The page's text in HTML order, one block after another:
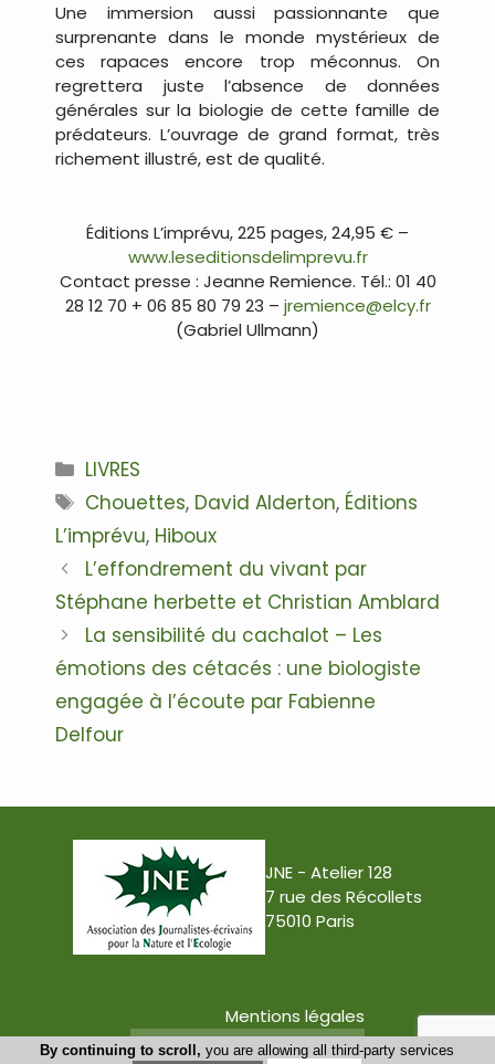
Une immersion aussi passionnante que
surprenante dans le monde mystérieux de
ces rapaces encore trop méconnus. On
regrettera juste l’absence de données
générales sur la biologie de cette famille de
prédateurs. L’ouvrage de grand format, très
richement illustré, est de qualité.
Éditions L’imprévu, 225 pages, 24,95 € –
www.leseditionsdelimprevu.fr
Contact presse : Jeanne Remience. Tél.: 01 40
28 12 70 + 06 85 80 79 23 – jremience@elcy.fr
(Gabriel Ullmann)
Catégories
LIVRES
Étiquettes
Chouettes, David Alderton, Éditions
L’imprévu, Hiboux
Navigation
des
articles
L’effondrement du vivant par
Stéphane herbette et Christian Amblard
La sensibilité du cachalot – Les
émotions des cétacés : une biologiste
engagée à l’écoute par Fabienne
Delfour
JNE - Atelier 128
7 rue des Récollets
75010 Paris
Mentions légales
Conception : Tabula Rasa
By continuing to scroll, you are allowing all third-party services